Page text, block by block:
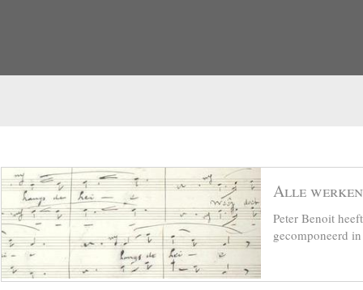
Alle werken
Peter Benoit
gecomponeerd